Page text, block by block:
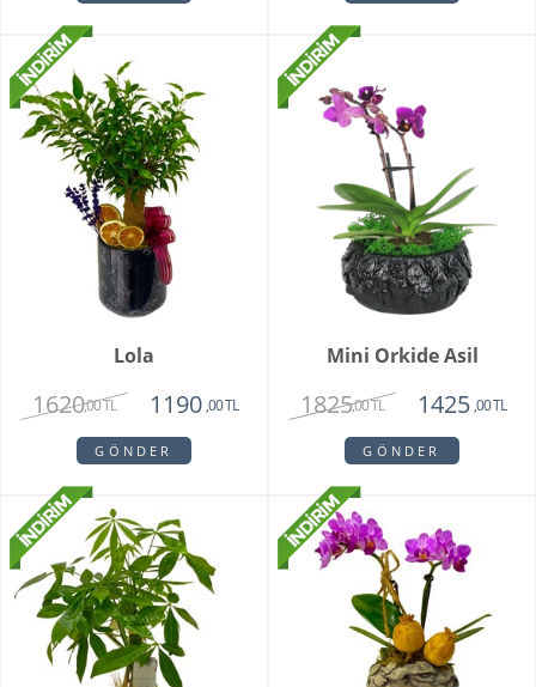
Lola
1620,00 TL 1190 ,00 TL
GÖNDER
Mini Orkide Asil
1825,00 TL 1425 ,00 TL
GÖNDER